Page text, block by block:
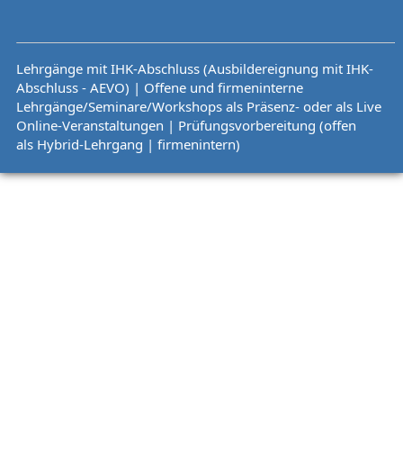
Lehrgänge mit IHK-Abschluss (Ausbildereignung mit IHK-
Abschluss - AEVO) | Offene und firmeninterne
Lehrgänge/Seminare/Workshops als Präsenz- oder als Live
Online-Veranstaltungen | Prüfungsvorbereitung (offen
als Hybrid-Lehrgang | firmenintern)